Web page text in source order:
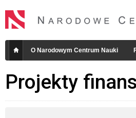
O Narodowym Centrum Nauki
Projekty